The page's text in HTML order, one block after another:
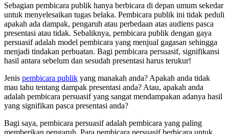
Sebagian pembicara publik hanya berbicara di depan umum sekedar
untuk menyelesaikan tugas belaka. Pembicara publik ini tidak peduli
apakah ada dampak, pengaruh atau perbedaan atas audiens pasca
presentasi atau tidak. Sebaliknya, pembicara publik dengan gaya
persuasif adalah model pembicara yang menjual gagasan sehingga
menjadi tindakan perbuatan. Bagi pembicara persuasif, signifikansi
hasil antara sebelum dan sesudah presentasi harus terukur!
Jenis pembicara publik yang manakah anda? Apakah anda tidak
mau tahu tentang dampak presentasi anda? Atau, apakah anda
adalah pembicara persuasif yang sangat mendampakan adanya hasil
yang signifikan pasca presentasi anda?
Bagi saya, pembicara persuasif adalah pembicara yang paling
memberikan pengaruh. Para pembicara persuasif berbicara untuk